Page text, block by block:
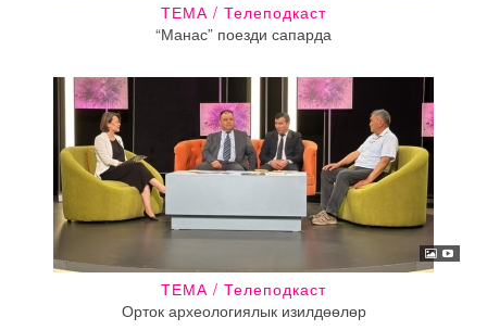
ТЕМА / Телеподкаст
“Манас” поезди сапарда
ТЕМА / Телеподкаст
Орток археологиялык изилдөөлөр